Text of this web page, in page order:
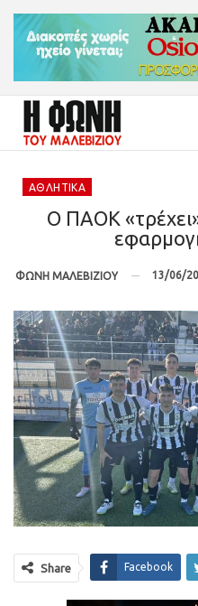
ΑΘΛΗΤΙΚΆ
Ο ΠΑΟΚ
ΦΩΝΗ ΜΑΛΕΒΙΖΙΟΥ 13/06/
Share Facebook